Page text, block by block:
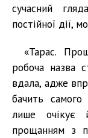
сучасний
постійної дії,
«Тарас.
робоча назва
вдала, адже
бачить
лише очікує
прощанням з